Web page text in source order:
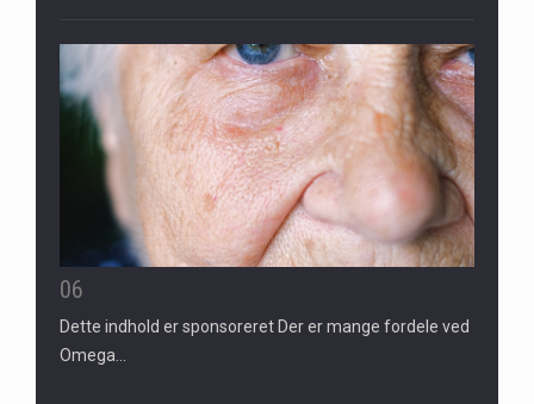
06
Dette indhold er sponsoreret Der er mange fordele ved
Omega…